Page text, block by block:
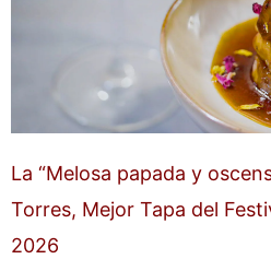
La “Melosa papada y
Torres, Mejor Tapa del
2026